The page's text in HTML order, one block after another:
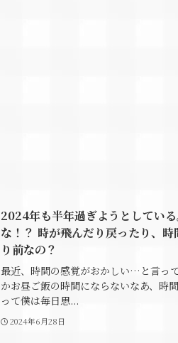
2024年も半年過ぎようとしてい
な！？ 時が飛んだり戻ったり、
り前なの？
最近、時間の感覚がおかしい…と言っ
かお昼ご飯の時間にならないなあ、時
って僕は毎日思...
2024年6月28日